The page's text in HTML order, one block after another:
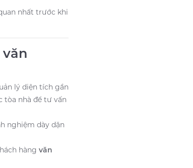
nhất trước khi
lý diện tích gần
tòa nhà để tư vấn
nghiệm dày dặn
hàng văn